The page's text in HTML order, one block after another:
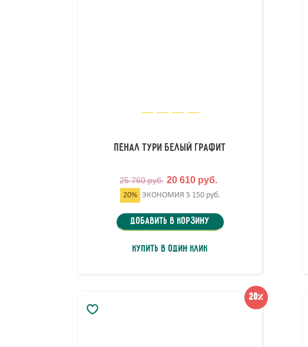
Пенал Тури Белый Графит
25 760 руб. 20 610 руб.
20% ЭКОНОМИЯ 5 150 руб.
Добавить в корзину
Купить в один клик
20%